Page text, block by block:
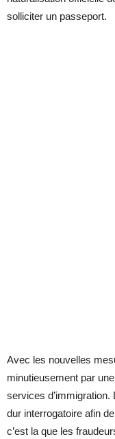
solliciter un passeport.
Avec les nouvelles
minutieusement par
services d’immigration.
dur interrogatoire afin
c’est la que les